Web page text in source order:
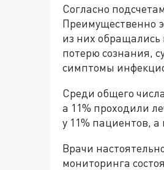
Согласно
Преимущественно
из них
потерю сознания,
симптомы
Среди общего
а 11% проходили
у 11% пациентов,
Врачи
мониторинга